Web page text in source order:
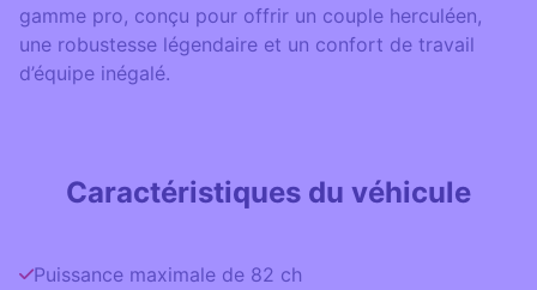
gamme pro, conçu pour offrir un couple herculéen,
une robustesse légendaire et un confort de travail
d’équipe inégalé.
Caractéristiques du véhicule
Puissance maximale de 82 ch